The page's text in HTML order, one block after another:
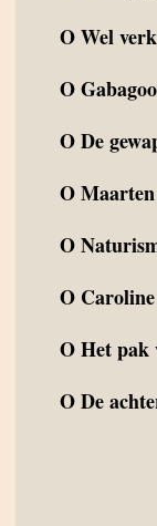
OWel
O
ODe
O
O
O
OHet pak
ODe